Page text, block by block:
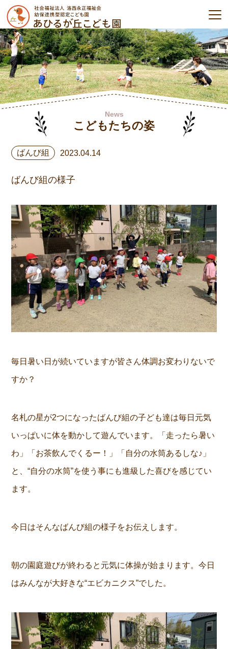
News
こどもたちの姿
ばんび組 2023.04.14
ばんび組の様子
毎日暑い日が続いていますが皆さん体調お変わりないで
すか？
名札の星が2つになったばんび組の子ども達は毎日元気
いっぱいに体を動かして遊んでいます。「走ったら暑い
わ」「お茶飲んでくるー！」「自分の水筒あるしな♪」
と、“自分の水筒”を使う事にも進級した喜びを感じてい
ます。
今日はそんなばんび組の様子をお伝えします。
朝の園庭遊びが終わると元気に体操が始まります。今日
はみんなが大好きな“エビカニクス”でした。